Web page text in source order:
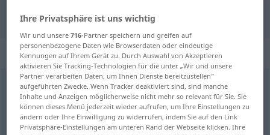
"unnütz" Englisch Übersetzung
„unnütz“: Adjektiv
unnützadj <unnützer;unnützest>
Übersicht aller Übersetzungen
(Für mehr Details die Übersetzung anklicken/antippen)
Ihre Privatsphäre ist uns wichtig
Wir und unsere716-Partner speichern und greifen auf
personenbezogene Daten wie Browserdaten oder eindeutige
Kennungen auf Ihrem Gerät zu. Durch Auswahl von Akzeptieren
aktivieren Sie Tracking-Technologien für die unter „Wir und unsere
Partner verarbeiten Daten, um Ihnen Dienste bereitzustellen“
aufgeführten Zwecke. Wenn Tracker deaktiviert sind, sind manche
Inhalte und Anzeigen möglicherweise nicht mehr so relevant für Sie. Sie
können dieses Menü jederzeit wieder aufrufen, um Ihre Einstellungen zu
ändern oder Ihre Einwilligung zu widerrufen, indem Sie auf den Link
Privatsphäre-Einstellungen am unteren Rand der Webseite klicken. Ihre